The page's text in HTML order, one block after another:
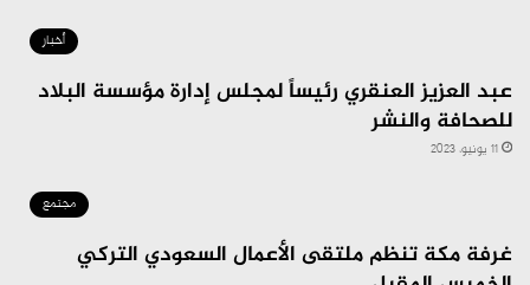
أخبار
عبد العزيز العنقري رئيساً لمجلس إدارة مؤسسة البلاد
للصحافة والنشر
11 يونيو، 2023
مجتمع
غرفة مكة تنظم ملتقى الأعمال السعودي التركي